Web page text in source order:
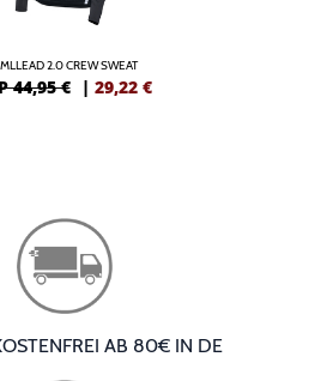
2.0 CREW SWEAT
44,95 € | 29,22 €
AB 80€ IN DE